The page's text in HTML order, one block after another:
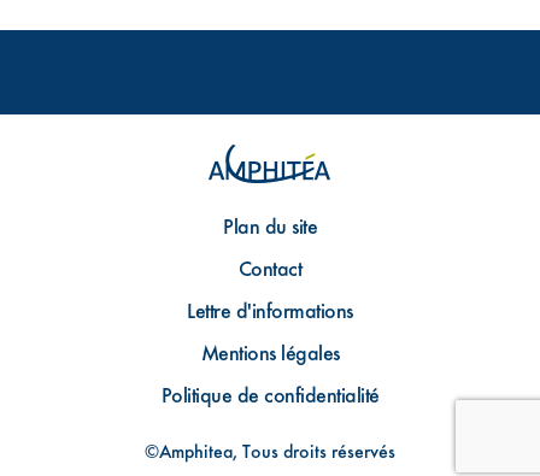
Plan du site
Contact
Lettre d'informations
Mentions légales
Politique de confidentialité
©Amphitea, Tous droits réservés